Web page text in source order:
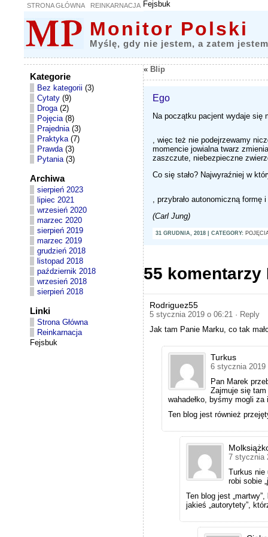
STRONA GŁÓWNA REINKARNACJA Fejsbuk
Monitor Polski
Myślę, gdy nie jestem, a zatem
Kategorie
Bez kategorii (3)
Cytaty (9)
Droga(2)
Pojęcia(8)
Prajednia(3)
Praktyka(7)
Prawda(3)
Pytania(3)
Archiwa
sierpień 2023
lipiec 2021
wrzesień 2020
marzec 2020
sierpień 2019
marzec 2019
grudzień 2018
listopad 2018
październik 2018
wrzesień 2018
sierpień 2018
Linki
Strona Główna
Reinkarnacja
Fejsbuk
« Blip
Ego
Na początku pacjent wydaje się
u
t
t
g
.
s
i
, więc też nie podejrzewamy
momencie jowialna twarz
zaszczute, niebezpieczne
Co się stało? Najwyraźniej w
h
s
s
a
u
a
q
u
, przybrało autonomiczną
(Carl Jung)
31 GRUDNIA, 2018 | CATEGORY:
55 komentarzy
Rodriguez55
5 stycznia 2019 o 06:21 · Reply
Jak tam Panie Marku, co tak
Turkus
6 stycznia 2019
Pan Marek
Zajmuje się
wahadełko, byśmy mogli
Ten blog jest również
7 stycznia
Turkus
robi sobie
Ten blog jest
jakieś „autorytety”,